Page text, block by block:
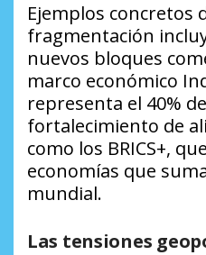
Ejemplos concretos
fragmentación
nuevos bloques
marco económico
representa el 40%
fortalecimiento de
como los BRICS+,
economías que
mundial.
Las tensiones